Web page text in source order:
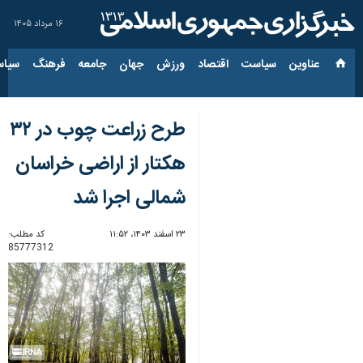
۱۶ مرداد ۱۴۰۵
عناوین‌ سیاست اقتصاد ورزش جهان جامعه فرهنگ
طرح زراعت چوب در ۳۲
هکتار از اراضی خراسان
شمالی اجرا شد
۲۳ اسفند ۱۴۰۳، ۱۱:۵۲
کد مطلب:
85777312